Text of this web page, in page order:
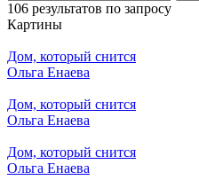
106 результатов по запросу
Картины
Дом, который снится
Ольга Енаева
Дом, который снится
Ольга Енаева
Дом, который снится
Ольга Енаева